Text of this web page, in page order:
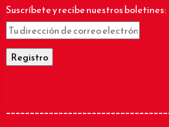
Suscríbete y recibe nuestros boletines: